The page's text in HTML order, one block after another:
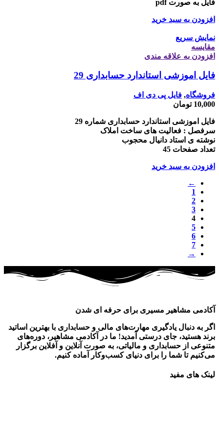
فایل به صورت pdf
افزودن به سبد خرید
نمایش سریع
مقايسه
افزودن به علاقه مندی
فایل اموزشی استاندارد حسابداری 29
فروشگاه, فایل پی دی اف
10,000 تومان
فایل اموزشی استاندارد حسابداری شماره 29
سرفصل : فعالیت های ساخت املاک
نوشته ی استاد دانیال محجوب
تعداد صفحات 45
افزودن به سبد خرید
←
1
2
3
4
5
6
7
→
آکادمی مشاهیر مسیری برای حرفه ای شدن
اگر به دنبال یادگیری مهارت‌های مالی و حسابداری با بهترین اساتید
برند هستید، جای درستی آمدید! ما در آکادمی مشاهیر، دوره‌های
متنوعی از حسابداری و مالیاتی، به صورت آنلاین و آفلاین برگزار
می‌کنیم تا شما را برای دنیای کسب‌وکار آماده کنیم.
لینک های مفید